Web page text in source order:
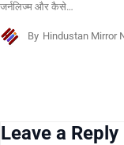
जर्नलिज्म और कैसे…
By Hindustan Mirror
Leave a Reply